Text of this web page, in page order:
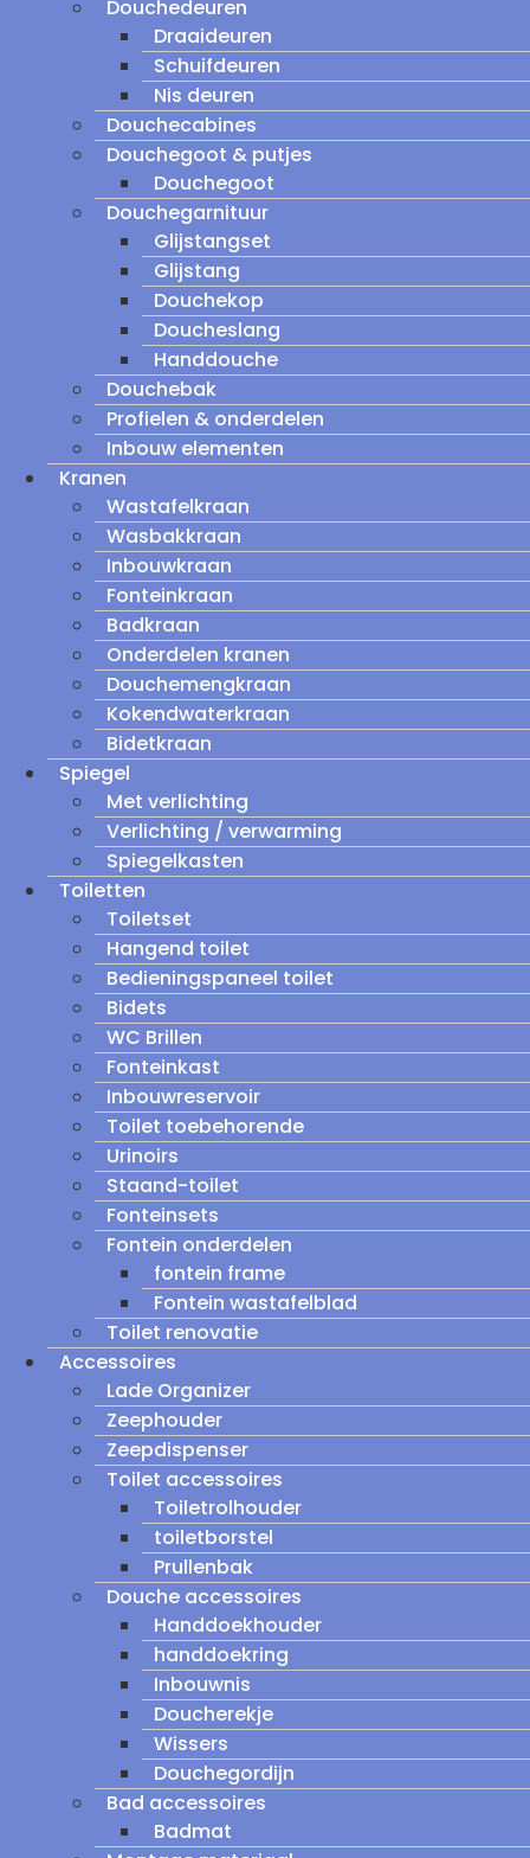
Douchedeuren
Draaideuren
Schuifdeuren
Nis deuren
Douchecabines
Douchegoot & putjes
Douchegoot
Douchegarnituur
Glijstangset
Glijstang
Douchekop
Doucheslang
Handdouche
Douchebak
Profielen & onderdelen
Inbouw elementen
Kranen
Wastafelkraan
Wasbakkraan
Inbouwkraan
Fonteinkraan
Badkraan
Onderdelen kranen
Douchemengkraan
Kokendwaterkraan
Bidetkraan
Spiegel
Met verlichting
Verlichting / verwarming
Spiegelkasten
Toiletten
Toiletset
Hangend toilet
Bedieningspaneel toilet
Bidets
WC Brillen
Fonteinkast
Inbouwreservoir
Toilet toebehorende
Urinoirs
Staand-toilet
Fonteinsets
Fontein onderdelen
fontein frame
Fontein wastafelblad
Toilet renovatie
Accessoires
Lade Organizer
Zeephouder
Zeepdispenser
Toilet accessoires
Toiletrolhouder
toiletborstel
Prullenbak
Douche accessoires
Handdoekhouder
handdoekring
Inbouwnis
Doucherekje
Wissers
Douchegordijn
Bad accessoires
Badmat